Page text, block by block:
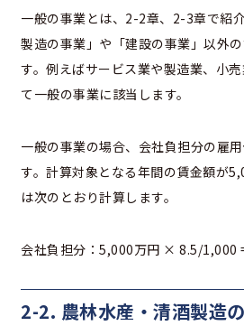
一般の事業とは、2-2章、2-3章で紹
製造の事業」や「建設の事業」以外
す。例えばサービス業や製造業、小
て一般の事業に該当します。
一般の事業の場合、会社負担分の雇
す。計算対象となる年間の賃金額が
は次のとおり計算します。
会社負担分：5,000万円 × 8.5/1,000
2-2. 農林水産・清酒製造